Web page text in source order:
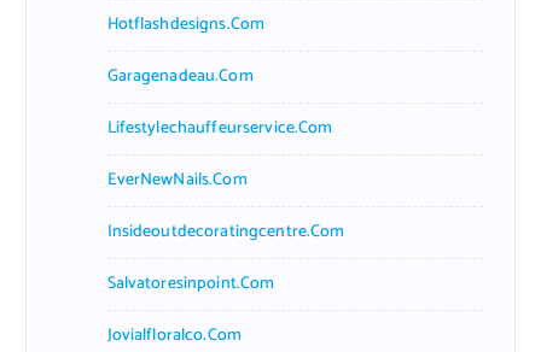
Hotflashdesigns.com
Garagenadeau.com
Lifestylechauffeurservice.com
EverNewNails.com
Insideoutdecoratingcentre.com
Salvatoresinpoint.com
Jovialfloralco.com